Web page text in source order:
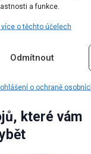
a funkce.
o těchto účelech
Odmítnout
o ochraně
až po beauty
trend TikToku,
technika
[…]
které vám